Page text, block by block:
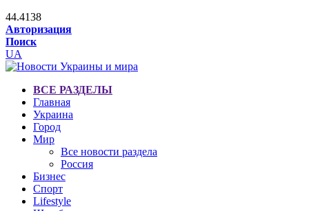
44.4138
Авторизация
Поиск
UA
ВСЕ РАЗДЕЛЫ
Главная
Украина
Город
Мир
Все новости раздела
Россия
Бизнес
Спорт
Lifestyle